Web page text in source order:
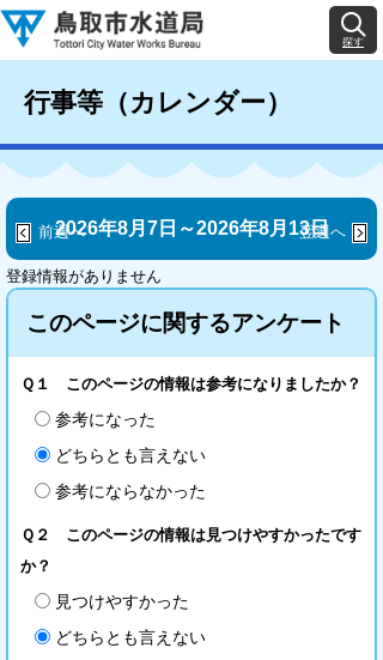
探す
行事等（カレンダー）
2026年8月7日～2026年8月13日
翌週へ
前週へ
登録情報がありません
このページに関するアンケート
Ｑ１ このページの情報は参考になりましたか？
参考になった
どちらとも言えない
参考にならなかった
Ｑ２ このページの情報は見つけやすかったです
か？
見つけやすかった
どちらとも言えない